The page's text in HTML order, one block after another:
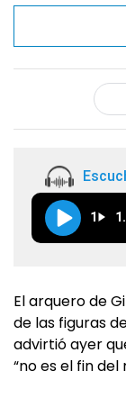
1
El arquero de
de las figuras
advirtió ayer
“no es el fin del